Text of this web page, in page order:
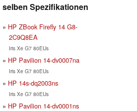
selben Spezifikationen
HP ZBook Firefly 14 G8-
2C9Q8EA
Iris Xe G7 80EUs
HP Pavilion 14-dv0007na
Iris Xe G7 80EUs
HP 14s-dq2003ns
Iris Xe G7 80EUs
HP Pavilion 14-dv0001ns